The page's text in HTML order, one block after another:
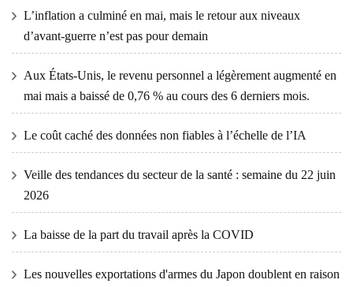
L’inflation a culminé en mai, mais le retour aux niveaux
d’avant-guerre n’est pas pour demain
Aux États-Unis, le revenu personnel a légèrement augmenté en
mai mais a baissé de 0,76 % au cours des 6 derniers mois.
Le coût caché des données non fiables à l’échelle de l’IA
Veille des tendances du secteur de la santé : semaine du 22 juin
2026
La baisse de la part du travail après la COVID
Les nouvelles exportations d'armes du Japon doublent en raison